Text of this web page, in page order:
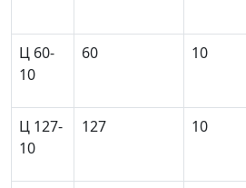
Ц 60-
10
60 10
Ц 127-
10
127 10